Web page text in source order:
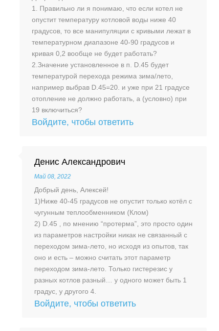
1. Правильно ли я понимаю, что если котел не
опустит температуру котловой воды ниже 40
градусов, то все манипуляции с кривыми лежат в
температурном диапазоне 40-90 градусов и
кривая 0,2 вообще не будет работать?
2.Значение установленное в п. D.45 будет
температурой перехода режима зима/лето,
например выбрав D.45=20. и уже при 21 градусе
отопление не должно работать, а (условно) при
19 включиться?
Войдите, чтобы ответить
Денис Александрович
Май 08, 2022
Добрый день, Алексей!
1)Ниже 40-45 градусов не опустит только котёл с
чугунным теплообменником (Клом)
2) D.45 , по мнению “протерма”, это просто один
из параметров настройки никак не связанный с
переходом зима-лето, но исходя из опытов, так
оно и есть – можно считать этот параметр
переходом зима-лето. Только гистерезис у
разных котлов разный… у одного может быть 1
градус, у другого 4.
Войдите, чтобы ответить